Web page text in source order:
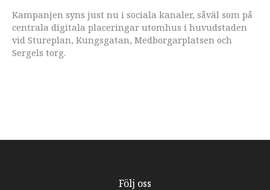
Kampanjen syns just nu i sociala kanaler, såväl som på
centrala digitala placeringar utomhus i huvudstaden
vid Stureplan, Kungsgatan, Medborgarplatsen och
Sergels torg.
Följ oss